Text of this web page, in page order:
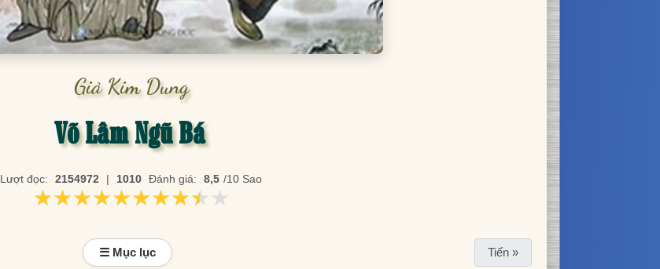
Giả Kim Dung
Võ Lâm Ngũ Bá
Lượt đọc: 2154972 | 1010 Đánh giá: 8,5 /10 Sao
★★★★★★★★★★
★★★★★★★★★★
☰ Mục lục Tiến »